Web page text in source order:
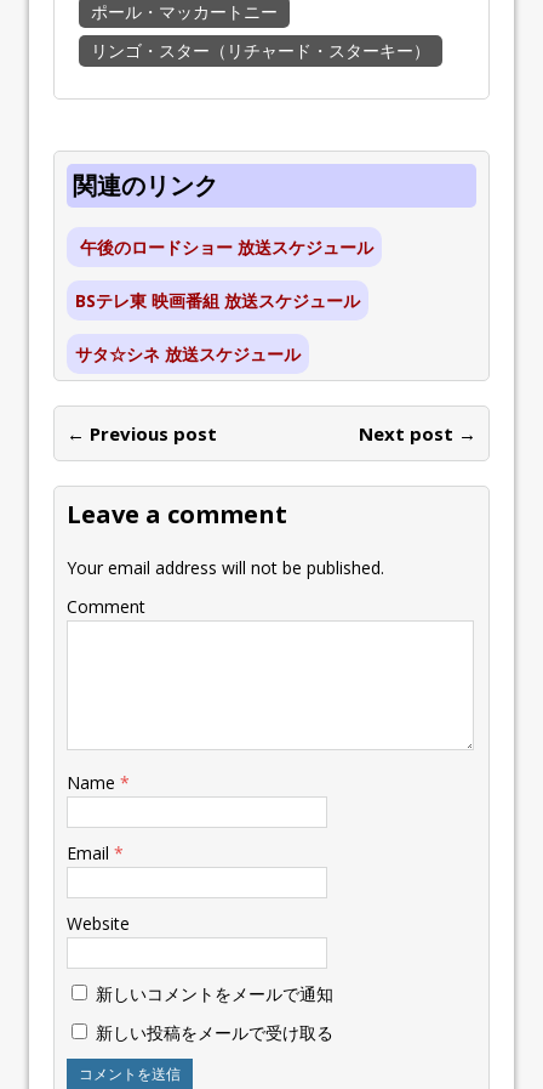
ポール・マッカートニー
リンゴ・スター（リチャード・スターキー）
関連のリンク
午後のロードショー 放送スケジュール
BSテレ東 映画番組 放送スケジュール
サタ☆シネ 放送スケジュール
← Previous post Next post →
Leave a comment
Your email address will not be published.
Comment
Name *
Email *
Website
新しいコメントをメールで通知
新しい投稿をメールで受け取る